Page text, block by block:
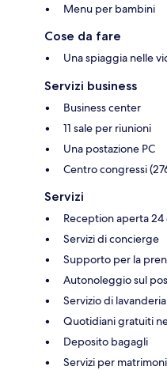
Menu per bambini
Cose da fare
Una spiaggia nelle
Servizi business
Business center
11 sale per riunioni
Una postazione PC
Centro congressi
Servizi
Reception aperta 24
Servizi di concierge
Supporto per la
Autonoleggio sul
Servizio di
Quotidiani gratuiti
Deposito bagagli
Servizi per matrimoni